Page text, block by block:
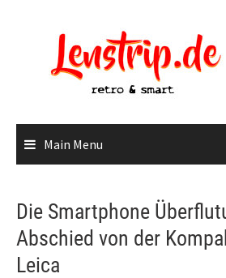
Main Menu
Die Smartphone
Abschied von der
Leica